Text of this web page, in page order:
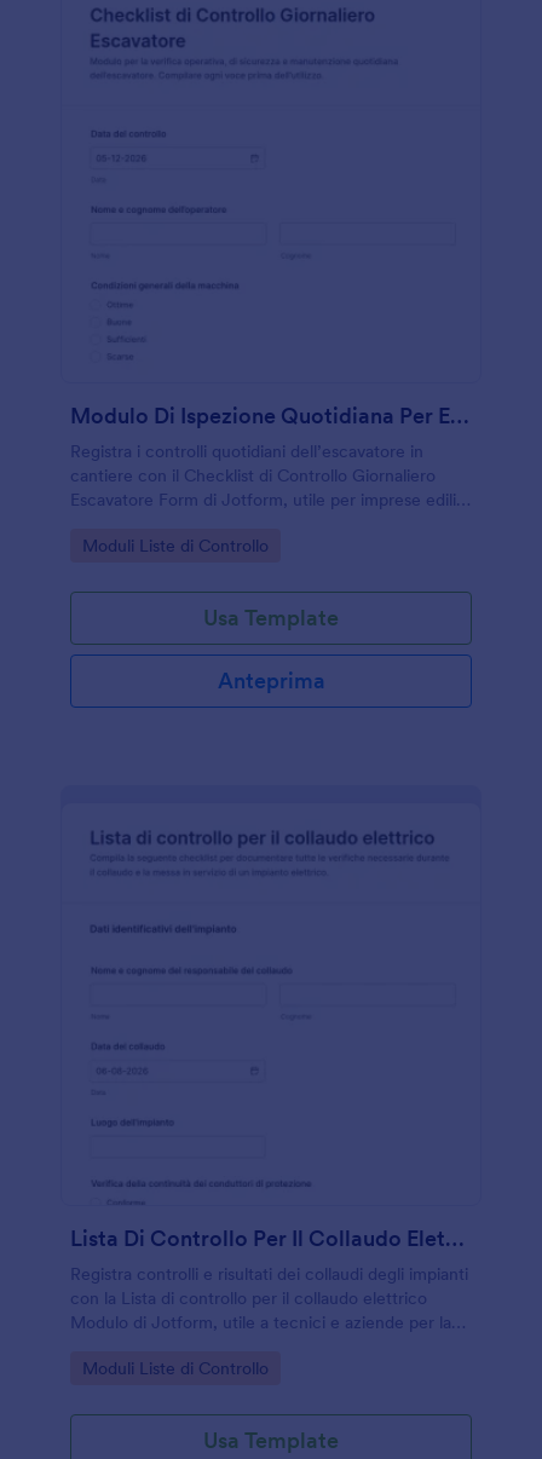
Modulo Di Ispezione Quotidiana Per Escavatore
Registra i controlli quotidiani dell’escavatore in
cantiere con il Checklist di Controllo Giornaliero
Escavatore Form di Jotform, utile per imprese edili,
raccolta dati chiara e tracciabile.
Go to Category:
Moduli Liste di Controllo
Usa Template
Anteprima
Lista Di Controllo Per Il Collaudo Elettrico
Registra controlli e risultati dei collaudi degli impianti
con la Lista di controllo per il collaudo elettrico
Modulo di Jotform, utile a tecnici e aziende per la
Go to Category:
Moduli Liste di Controllo
Usa Template